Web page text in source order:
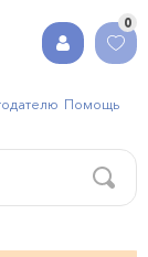
0
Помощь